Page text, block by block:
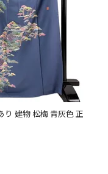
り 建物 松梅 青灰色 正